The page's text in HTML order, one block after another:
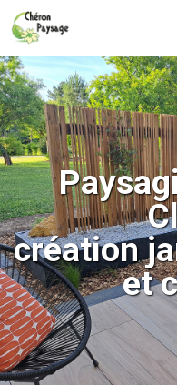
création
et